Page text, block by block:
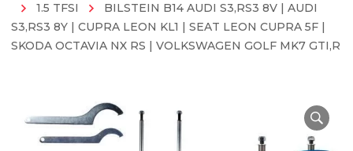
1.5 TFSI
BILSTEIN B14 AUDI S3,RS3 8V | AUDI
S3,RS3 8Y | CUPRA LEON KL1 | SEAT LEON CUPRA 5F |
SKODA OCTAVIA NX RS | VOLKSWAGEN GOLF MK7 GTI,R